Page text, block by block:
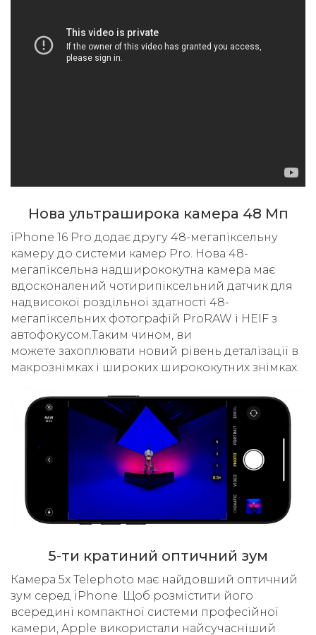
Нова ультраширока камера 48 Мп
iPhone 16 Pro додає другу 48-мегапіксельну
камеру до системи камер Pro. Нова 48-
мегапіксельна надширококутна камера має
вдосконалений чотирипіксельний датчик для
надвисокої роздільної здатності 48-
мегапіксельних фотографій ProRAW і HEIF з
автофокусом.Таким чином, ви
можете захоплювати новий рівень деталізації в
макрознімках і широких ширококутних знімках.
5-ти кратиний оптичний зум
Камера 5x Telephoto має найдовший оптичний
зум серед iPhone. Щоб розмістити його
всередині компактної системи професійної
камери, Apple використали найсучасніший